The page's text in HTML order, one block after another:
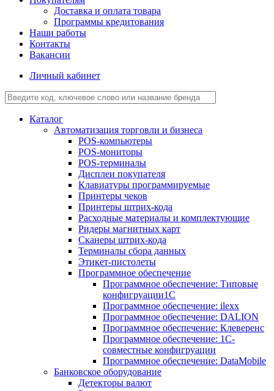
Доставка и оплата товара
Программы кредитования
Наши работы
Контакты
Вакансии
Личный кабинет
Каталог
Автоматизация торговли и бизнеса
POS-компьютеры
POS-мониторы
POS-терминалы
Дисплеи покупателя
Клавиатуры программируемые
Принтеры чеков
Принтеры штрих-кода
Расходные материалы и комплектующие
Ридеры магнитных карт
Сканеры штрих-кода
Терминалы сбора данных
Этикет-пистолеты
Программное обеспечение
Программное обеспечение: Типовые
конфигруации1С
Программное обеспечение: ilexx
Программное обеспечение: DALION
Программное обеспечение: Клеверенс
Программное обеспечение: 1С-
совместные конфигруации
Программное обеспечение: DataMobile
Банковское оборудование
Детекторы валют